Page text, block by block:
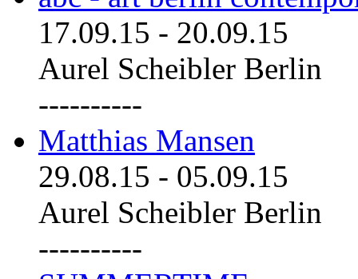
17.09.15 - 20.09.15
Aurel Scheibler Berlin
----------
Matthias Mansen
29.08.15 - 05.09.15
Aurel Scheibler Berlin
----------